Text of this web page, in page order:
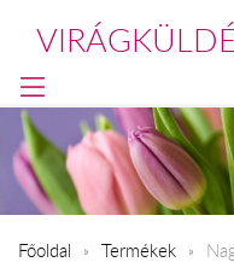
Főoldal Termékek